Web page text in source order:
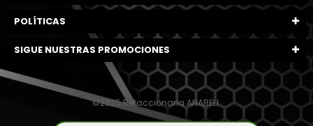
POLÍTICAS
SIGUE NUESTRAS PROMOCIONES
©2025 Refaccionaria ANABELI.